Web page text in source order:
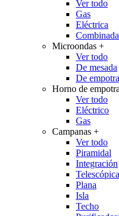
Ver todo
Gas
Eléctrica
Combinada
Microondas +
Ver todo
De mesada
De
Horno de
Ver todo
Eléctrico
Gas
Campanas +
Ver todo
Piramidal
Integración
Telescópica
Plana
Isla
Techo